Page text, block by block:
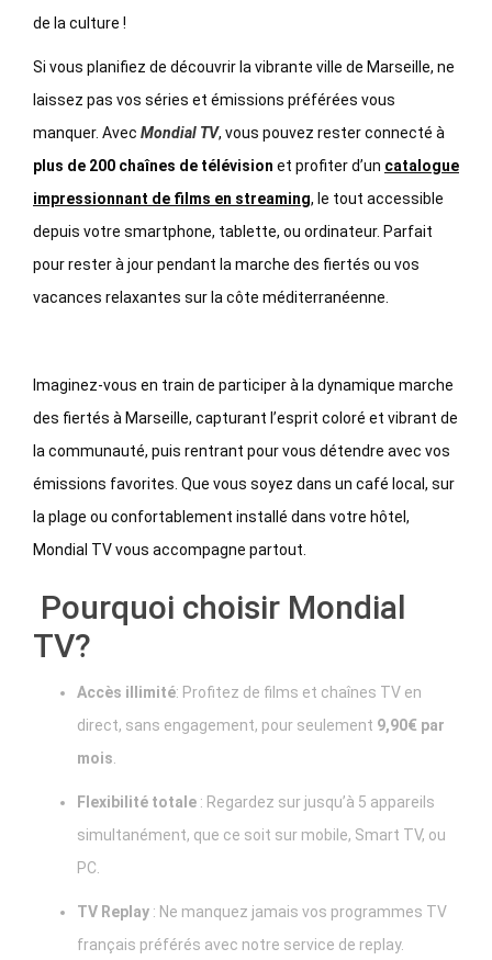
de la culture !
Si vous planifiez de découvrir la vibrante ville de Marseille, ne
laissez pas vos séries et émissions préférées vous
manquer. Avec Mondial TV, vous pouvez rester connecté à
plus de 200 chaînes de télévision et profiter d’un catalogue
impressionnant de films en streaming, le tout accessible
depuis votre smartphone, tablette, ou ordinateur. Parfait
pour rester à jour pendant la marche des fiertés ou vos
vacances relaxantes sur la côte méditerranéenne.
Imaginez-vous en train de participer à la dynamique marche
des fiertés à Marseille, capturant l’esprit coloré et vibrant de
la communauté, puis rentrant pour vous détendre avec vos
émissions favorites. Que vous soyez dans un café local, sur
la plage ou confortablement installé dans votre hôtel,
Mondial TV vous accompagne partout.
Pourquoi choisir Mondial
TV?
Accès illimité: Profitez de films et chaînes TV en
direct, sans engagement, pour seulement 9,90€ par
mois
Flexibilité totale : Regardez sur jusqu’à 5 appareils
simultanément, que ce soit sur mobile, Smart TV, ou
PC.
TV Replay : Ne manquez jamais vos programmes TV
français préférés avec notre service de replay.